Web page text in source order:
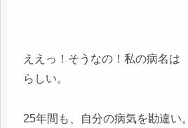
ええっ！そうなの！私の病名は
らしい。
25年間も、自分の病気を勘違い。